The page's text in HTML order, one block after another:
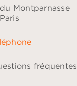
Montparnasse
fréquentes